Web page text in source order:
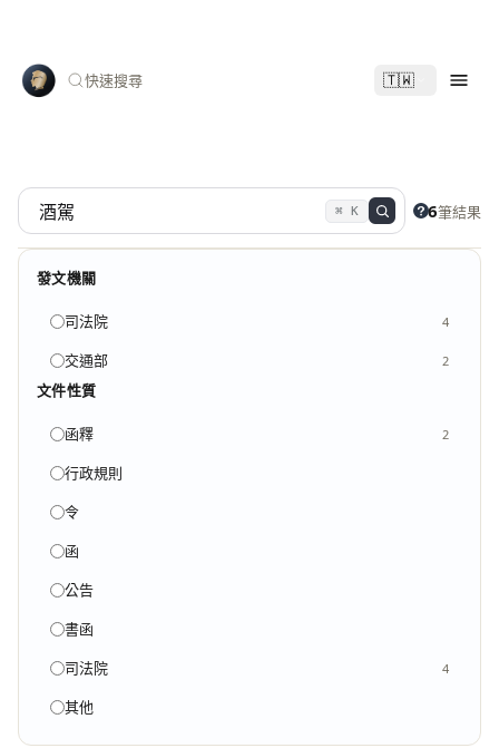
快速搜尋 🇹🇼
⌘ K 6筆結果
發文機關
司法院 4
交通部 2
文件性質
函釋 2
行政規則
令
函
公告
書函
司法院
4
其他